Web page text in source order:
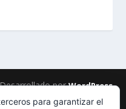
porWordPress
Política de cookies
para garantizar el